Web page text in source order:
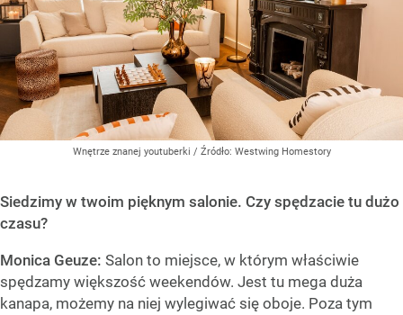
Wnętrze znanej youtuberki / Źródło: Westwing Homestory
Siedzimy w twoim pięknym salonie. Czy spędzacie tu dużo
czasu?
Monica Geuze: Salon to miejsce, w którym właściwie
spędzamy większość weekendów. Jest tu mega duża
kanapa, możemy na niej wylegiwać się oboje. Poza tym